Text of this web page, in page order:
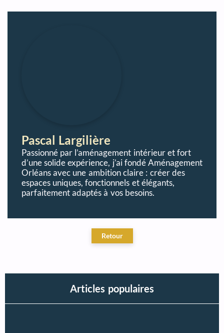
Pascal Largilière
Passionné par l’aménagement intérieur et fort
d’une solide expérience, j’ai fondé Aménagement
Orléans avec une ambition claire : créer des
espaces uniques, fonctionnels et élégants,
parfaitement adaptés à vos besoins.
Articles populaires